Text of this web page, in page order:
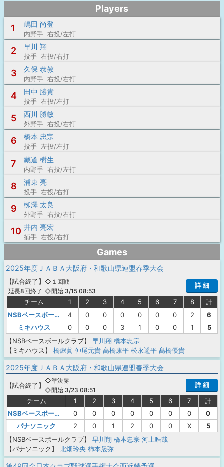
Players
1
嶋田 尚登
内野手 右投/左打
2 早川 翔
投手 右投/右打
3 久保 恭教
内野手 右投/右打
4 田中 勝貴
投手 右投/左打
5 西川 勝敏
外野手 右投/右打
6 橋本 忠宗
投手 左投/左打
7 藏道 樹生
内野手 右投/左打
8 浦東 亮
投手 右投/右打
9 栁澤 太良
外野手 右投/右打
10 井内 亮宏
捕手 右投/右打
Games
2025年度ＪＡＢＡ大阪府・和歌山県連盟春季大会
【試合終了 】
延長8回終了
◇１回戦
◇開始 3/15 08:53
詳 細
チーム 1 2 3 4 5 6 7 8
計
NSBベースボールクラブ
4 0 0 0 0 0 0 2
6
ミキハウス
0 0 0 3 1 0 0 1
5
【NSBベースボールクラブ】
早川翔 橋本忠宗
【ミキハウス】
橋彪眞 仲尾元貴 高橋康平 松永遥平 髙橋優貴
2025年度ＪＡＢＡ大阪府・和歌山県連盟春季大会
【試合終了 】
◇準決勝
◇開始 3/23 08:51
詳 細
チーム 1 2 3 4 5 6 7
計
NSBベースボールクラブ
0 0 0 0 0 0 0
0
パナソニック
2 0 1 2 0 0 X
5
【NSBベースボールクラブ】
早川翔 橋本忠宗 河上晧哉
【パナソニック】
北畑玲央 柿本晟弥